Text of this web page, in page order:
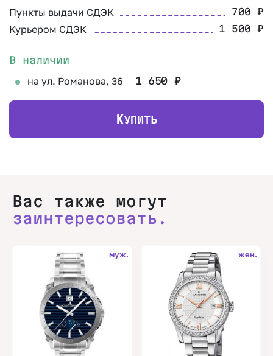
Пункты выдачи СДЭК 700₽
Курьером СДЭК 1 500₽
В наличии
на ул. Романова, 36 1 650 ₽
КУПИТЬ
Вас также могут
заинтересовать.
муж. жен.